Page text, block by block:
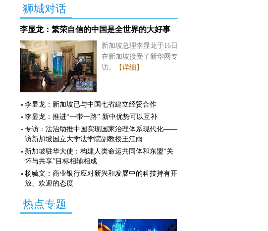
狮城对话
李显龙：繁荣自信的中国是全世界的大好事
新加坡总理李显龙于16日
在新加坡接受了新华网专
访。
【详细】
李显龙：新加坡已与中国七省建立经贸合作
李显龙：推进“一带一路” 新中优势可以互补
专访：法治助推中国实现国家治理体系现代化——
访新加坡国立大学法学院副教授王江雨
新加坡驻华大使：构建人类命运共同体和东盟“关
怀与共享”目标相辅相成
杨毓文：商业银行应对新兴和发展中的科技持有开
放、欢迎的态度
热点专题